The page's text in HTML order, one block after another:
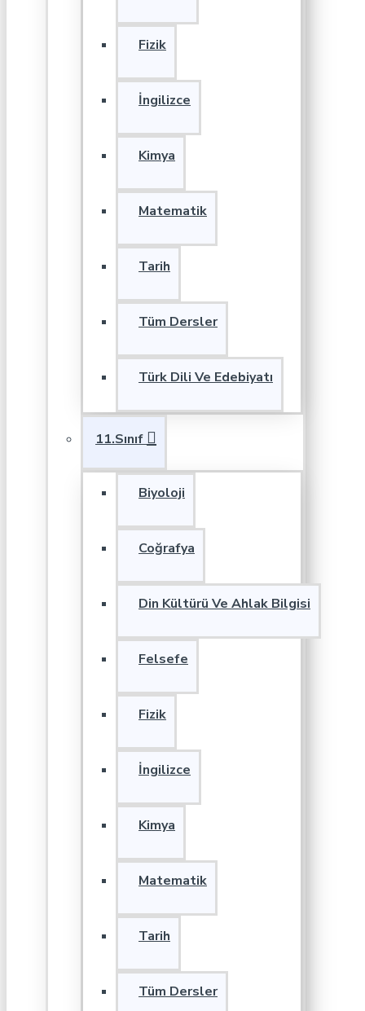
Fizik
İngilizce
Kimya
Matematik
Tarih
Tüm Dersler
Türk Dili Ve Edebiyatı
11.Sınıf
Biyoloji
Coğrafya
Din Kültürü Ve Ahlak Bilgisi
Felsefe
Fizik
İngilizce
Kimya
Matematik
Tarih
Tüm Dersler